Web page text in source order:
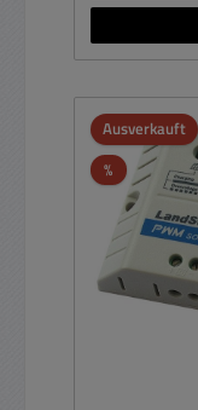
Ausverkauft
%Rabatt